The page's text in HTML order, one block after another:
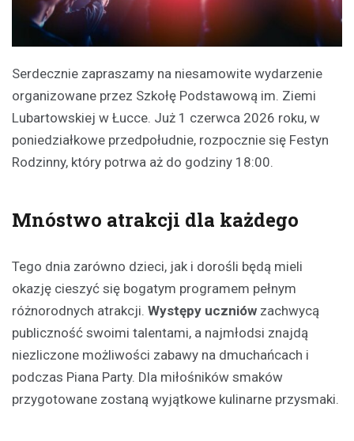
Serdecznie zapraszamy na niesamowite wydarzenie
organizowane przez Szkołę Podstawową im. Ziemi
Lubartowskiej w Łucce. Już 1 czerwca 2026 roku, w
poniedziałkowe przedpołudnie, rozpocznie się Festyn
Rodzinny, który potrwa aż do godziny 18:00.
Mnóstwo atrakcji dla każdego
Tego dnia zarówno dzieci, jak i dorośli będą mieli
okazję cieszyć się bogatym programem pełnym
różnorodnych atrakcji. Występy uczniów zachwycą
publiczność swoimi talentami, a najmłodsi znajdą
niezliczone możliwości zabawy na dmuchańcach i
podczas Piana Party. Dla miłośników smaków
przygotowane zostaną wyjątkowe kulinarne przysmaki.